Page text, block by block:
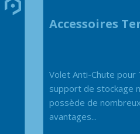
Accessoires
Volet Anti-Chute pour
support de stockage
possède de nombreux
avantages...